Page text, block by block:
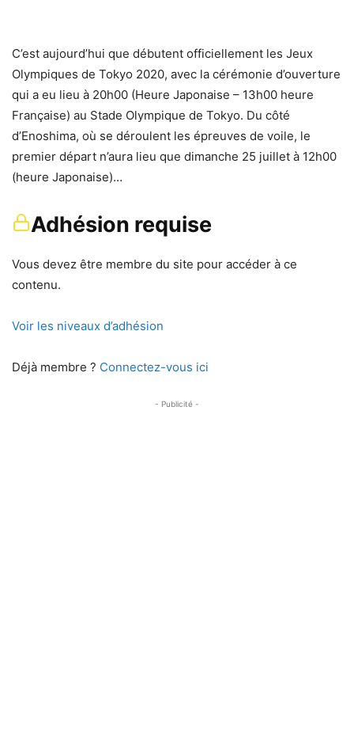
C’est aujourd’hui que débutent officiellement les Jeux
Olympiques de Tokyo 2020, avec la cérémonie d’ouverture
qui a eu lieu à 20h00 (Heure Japonaise – 13h00 heure
Française) au Stade Olympique de Tokyo. Du côté
d’Enoshima, où se déroulent les épreuves de voile, le
premier départ n’aura lieu que dimanche 25 juillet à 12h00
(heure Japonaise)…
Adhésion requise
Vous devez être membre du site pour accéder à ce
contenu.
Voir les niveaux d’adhésion
Déjà membre ? Connectez-vous ici
- Publicité -